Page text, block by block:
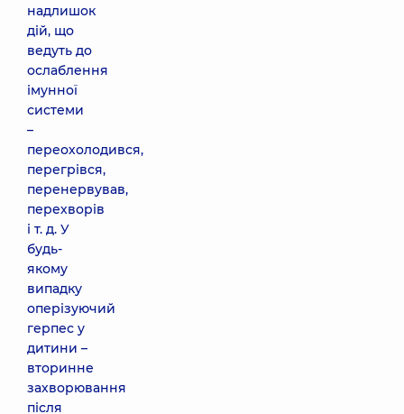
надлишок
дій, що
ведуть до
ослаблення
імунної
системи
–
переохолодився,
перегрівся,
перенервував,
перехворів
і т. д. У
будь-
якому
випадку
оперізуючий
герпес у
дитини –
вторинне
захворювання
після